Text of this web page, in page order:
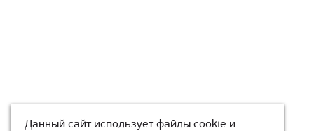
Данный сайт использует файлы cookie и